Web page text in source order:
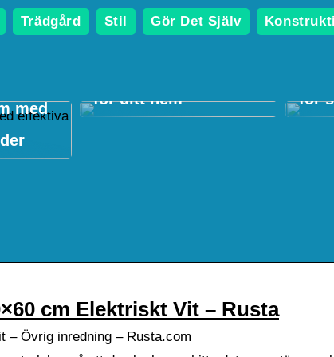
Trädgård Stil Gör Det Själv
med
för ditt hem
för
cm Elektriskt Vit – Rusta
– Övrig inredning – Rusta.com